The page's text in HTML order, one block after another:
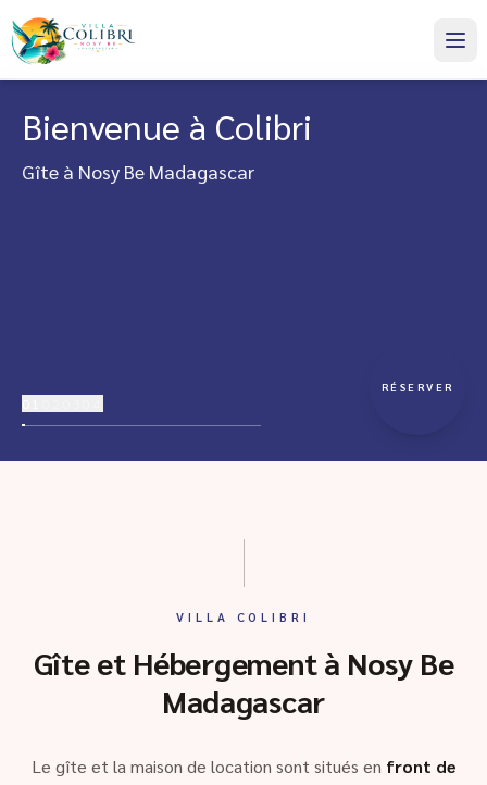
Bienvenue à Colibri
Gîte à Nosy Be Madagascar
RÉSERVER
VILLA COLIBRI
Gîte et Hébergement à Nosy Be
Madagascar
Le gîte et la maison de location sont situés en front de